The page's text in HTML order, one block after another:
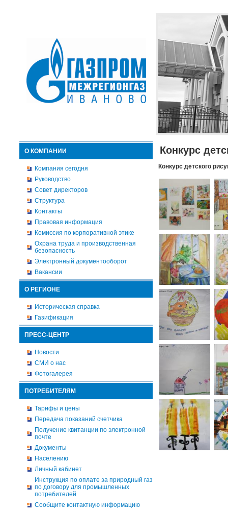
О КОМПАНИИ
Компания сегодня
Руководство
Совет директоров
Структура
Контакты
Правовая информация
Комиссия по корпоративной этике
Охрана труда и производственная
безопасность
Электронный документооборот
Вакансии
О РЕГИОНЕ
Историческая справка
Газификация
ПРЕСС-ЦЕНТР
Новости
СМИ о нас
Фотогалерея
ПОТРЕБИТЕЛЯМ
Тарифы и цены
Передача показаний счетчика
Получение квитанции по электронной
почте
Документы
Населению
Личный кабинет
Инструкция по оплате за природный газ
по договору для промышленных
потребителей
Сообщите контактную информацию
Конкурс
Конкурс детского